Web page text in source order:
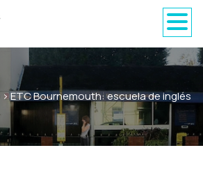
>ETC Bournemouth: escuela de inglés